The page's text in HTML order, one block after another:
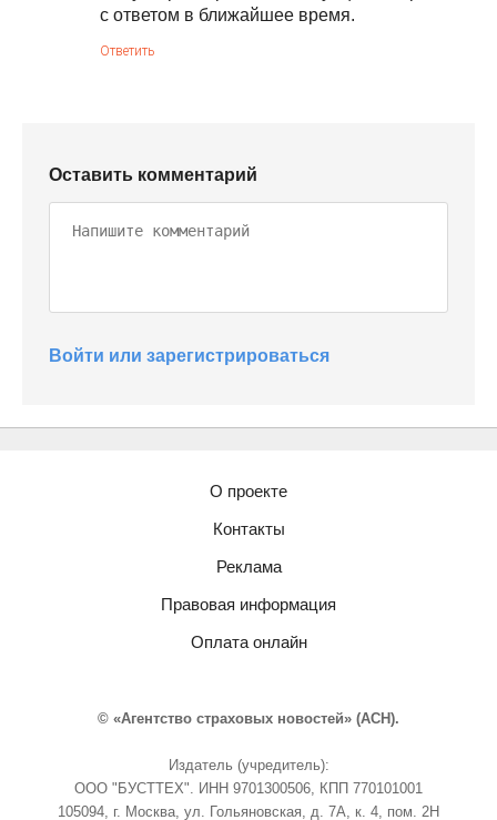
с ответом в ближайшее время.
Ответить
Оставить комментарий
Войти или зарегистрироваться
О проекте
Контакты
Реклама
Правовая информация
Оплата онлайн
© «Агентство страховых новостей» (АСН).
Издатель (учредитель):
ООО "БУСТТЕХ". ИНН 9701300506, КПП 770101001
105094, г. Москва, ул. Гольяновская, д. 7А, к. 4, пом. 2Н